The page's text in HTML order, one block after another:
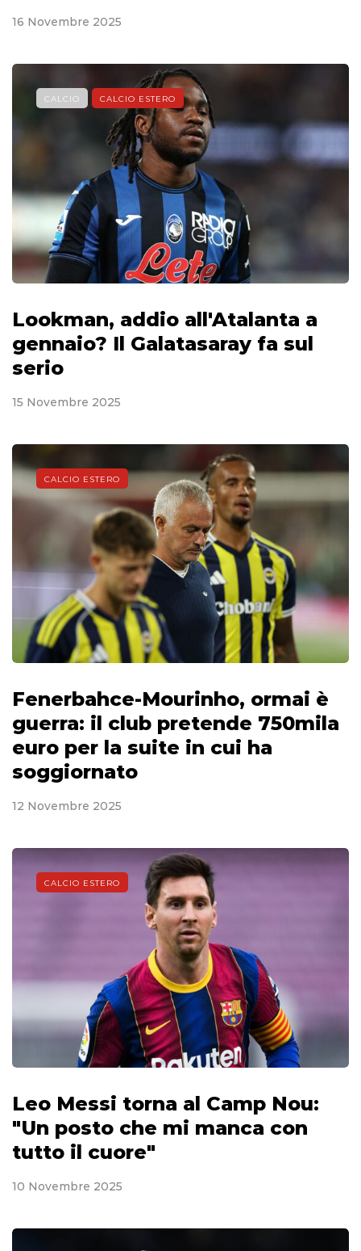
16 Novembre 2025
CALCIO CALCIO ESTERO
Lookman, addio all'Atalanta a
gennaio? Il Galatasaray fa sul
serio
15 Novembre 2025
CALCIO ESTERO
Fenerbahce-Mourinho, ormai è
guerra: il club pretende 750mila
euro per la suite in cui ha
soggiornato
12 Novembre 2025
CALCIO ESTERO
Leo Messi torna al Camp Nou:
"Un posto che mi manca con
tutto il cuore"
10 Novembre 2025